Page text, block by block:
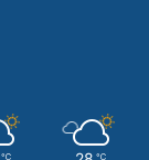
℃ ℃